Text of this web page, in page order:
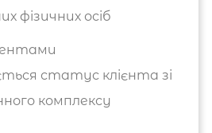
фізичних осіб
статус клієнта зі
комплексу